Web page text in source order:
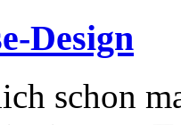
Design
schon